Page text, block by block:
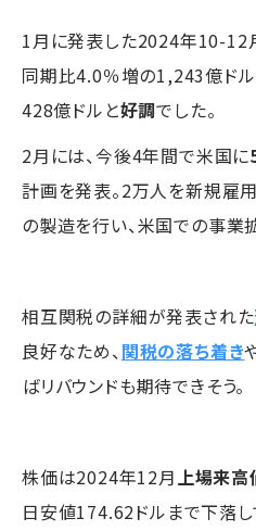
1月に発表した2024年10-12
同期比4.0％増の1,243億ド
428億ドルと好調でした。
2月には、今後4年間で米国に
計画を発表。2万人を新規雇用
の製造を行い、米国での事業
相互関税の詳細が発表された
良好なため、関税の落ち着き
ばリバウンドも期待できそう。
株価は2024年12月上場来高
日安値174.62ドルまで下落し